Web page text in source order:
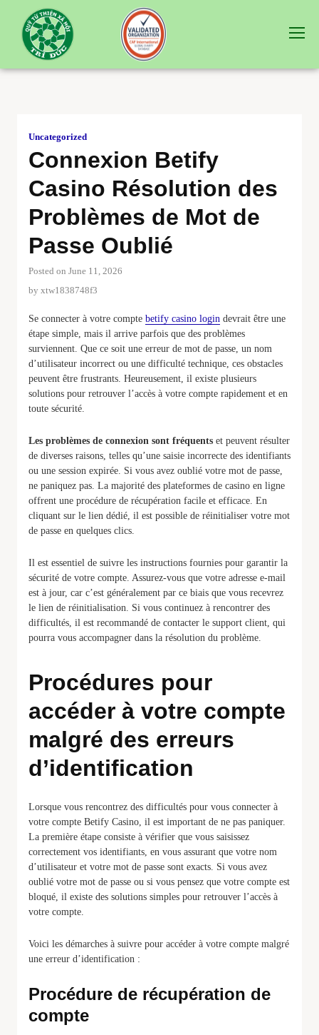
Uncategorized
Connexion Betify
Casino Résolution des
Problèmes de Mot de
Passe Oublié
Posted on June 11, 2026
by xtw1838748f3
Se connecter à votre compte betify casino login devrait être une
étape simple, mais il arrive parfois que des problèmes
surviennent. Que ce soit une erreur de mot de passe, un nom
d’utilisateur incorrect ou une difficulté technique, ces obstacles
peuvent être frustrants. Heureusement, il existe plusieurs
solutions pour retrouver l’accès à votre compte rapidement et en
toute sécurité.
Les problèmes de connexion sont fréquents et peuvent résulter
de diverses raisons, telles qu’une saisie incorrecte des identifiants
ou une session expirée. Si vous avez oublié votre mot de passe,
ne paniquez pas. La majorité des plateformes de casino en ligne
offrent une procédure de récupération facile et efficace. En
cliquant sur le lien dédié, il est possible de réinitialiser votre mot
de passe en quelques clics.
Il est essentiel de suivre les instructions fournies pour garantir la
sécurité de votre compte. Assurez-vous que votre adresse e-mail
est à jour, car c’est généralement par ce biais que vous recevrez
le lien de réinitialisation. Si vous continuez à rencontrer des
difficultés, il est recommandé de contacter le support client, qui
pourra vous accompagner dans la résolution du problème.
Procédures pour
accéder à votre compte
malgré des erreurs
d’identification
Lorsque vous rencontrez des difficultés pour vous connecter à
votre compte Betify Casino, il est important de ne pas paniquer.
La première étape consiste à vérifier que vous saisissez
correctement vos identifiants, en vous assurant que votre nom
d’utilisateur et votre mot de passe sont exacts. Si vous avez
oublié votre mot de passe ou si vous pensez que votre compte est
bloqué, il existe des solutions simples pour retrouver l’accès à
votre compte.
Voici les démarches à suivre pour accéder à votre compte malgré
une erreur d’identification :
Procédure de récupération de
compte